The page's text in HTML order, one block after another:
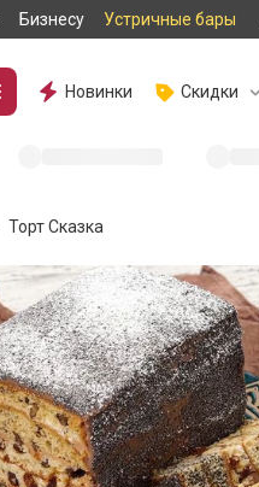
Бизнесу Устричные бары
Новинки Скидки
Торт Сказка